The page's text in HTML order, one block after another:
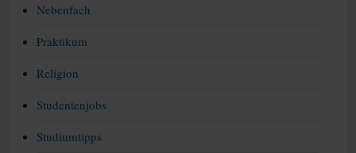
Nebenfach
Praktikum
Religion
Studentenjobs
Studiumtipps